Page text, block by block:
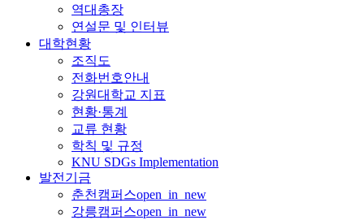
역대총장
연설문 및 인터뷰
대학현황
조직도
전화번호안내
강원대학교 지표
현황·통계
교류 현황
학칙 및 규정
KNU SDGs Implementation
발전기금
춘천캠퍼스open_in_new
강릉캠퍼스open_in_new